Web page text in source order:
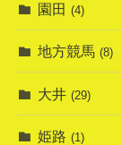
園田 (4)
地方競馬 (8)
大井 (29)
姫路 (1)